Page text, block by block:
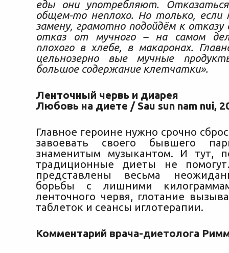
еды они употребляют.
общем-то неплохо. Но только, если
замену, грамотно подойдём к
отказ от мучного – на самом
плохого в хлебе, в макаронах.
цельнозерно вые мучные
большое содержание клетчатки».
Ленточный червь и диарея
Любовь на диете / Sau sun nam nui,
Главное героине нужно срочно
завоевать своего бывшего
знаменитым музыкантом. И тут,
традиционные диеты не
представлены весьма
борьбы с лишними
ленточного червя, глотание
таблеток и сеансы иглотерапии.
Комментарий врача-диетолога